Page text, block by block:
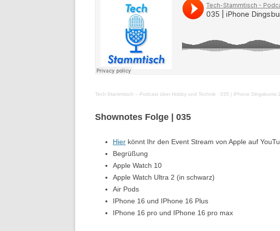
Tech-Stammtisch – Podcast über Hobby und Technik · 035 | iPhone Dingsbums
Shownotes Folge | 035
Hier könnt Ihr den Event Stream von Apple auf
Begrüßung
Apple Watch 10
Apple Watch Ultra 2 (in schwarz)
Air Pods
IPhone 16 und IPhone 16 Plus
IPhone 16 pro und IPhone 16 pro max